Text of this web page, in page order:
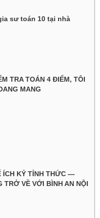
sư toán 10 tại nhà
TRA TOÁN 4 ĐIỂM, TÔI
MANG
ÍCH KỶ TỈNH THỨC —
TRỞ VỀ VỚI BÌNH AN NỘI